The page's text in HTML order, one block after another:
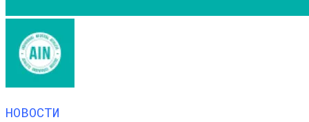
НОВОСТИ